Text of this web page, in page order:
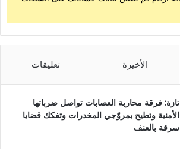
الأخيرة تعليقات
تازة: فرقة محاربة العصابات تواصل ضرباتها
الأمنية وتطيح بمروّجي المخدرات وتفكك قضايا
سرقة بالعنف